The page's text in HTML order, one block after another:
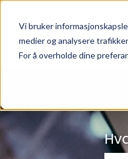
Vi bruker
medier og analysere
For å overholde dine